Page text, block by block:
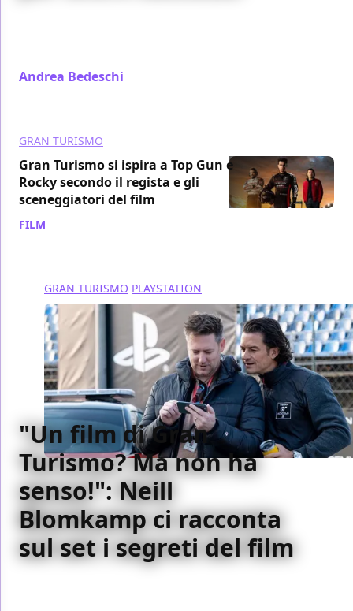
Andrea Bedeschi
GRAN TURISMO
Gran Turismo si ispira a Top Gun e
Rocky secondo il regista e gli
sceneggiatori del film
FILM
GRAN TURISMO PLAYSTATION
"Un film di Gran
Turismo? Ma non ha
senso!": Neill
Blomkamp ci racconta
sul set i segreti del film